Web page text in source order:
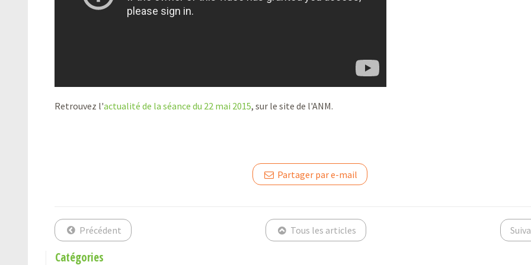
Retrouvez l'actualité de la séance du 22 mai 2015, sur le site de l'ANM.
Partager par e-mail
Précédent Tous les articles
Catégories